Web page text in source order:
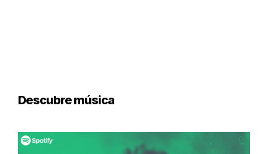
Descubre música